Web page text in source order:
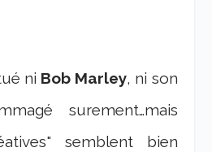
ni Bob Marley, ni son
surement…mais
semblent bien